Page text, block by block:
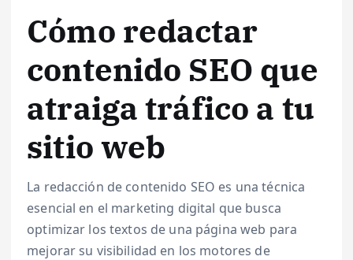
Cómo redactar
contenido SEO que
atraiga tráfico a tu
sitio web
La redacción de contenido SEO es una técnica
esencial en el marketing digital que busca
optimizar los textos de una página web para
mejorar su visibilidad en los motores de